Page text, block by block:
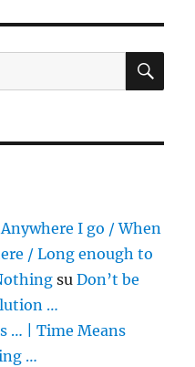
I go / When
/ Long enough to
suDon’t be
…
… | Time Means
…